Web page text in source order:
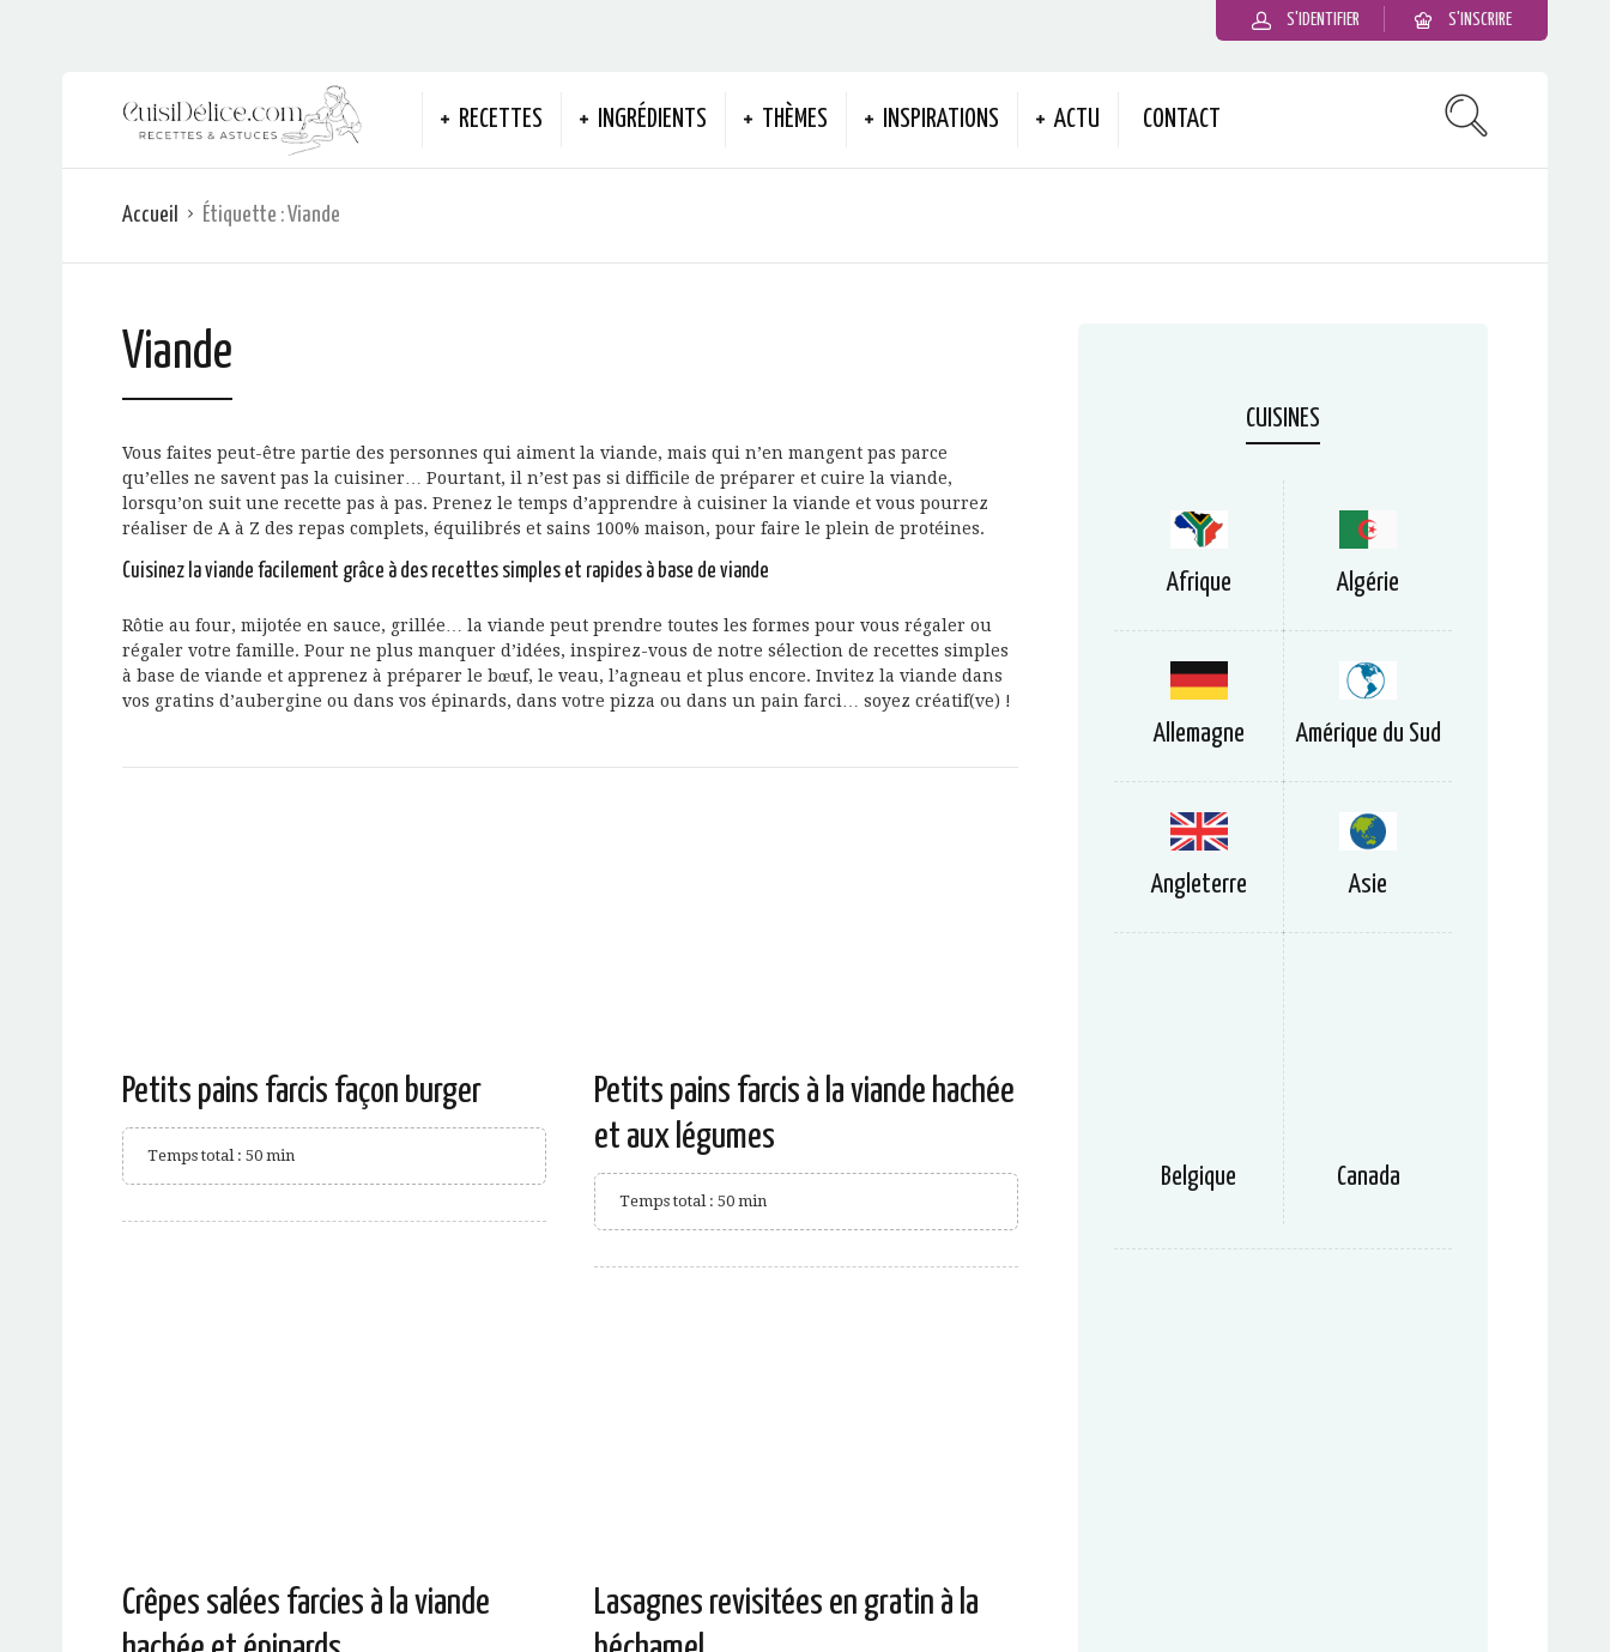
S'IDENTIFIER S'INSCRIRE
RECETTES INGRÉDIENTS THÈMES INSPIRATIONS ACTU CONTACT
Accueil Étiquette :Viande
Viande
Vous faites peut-être partie des personnes qui aiment la viande, mais qui n’en mangent pas parce
qu’elles ne savent pas la cuisiner… Pourtant, il n’est pas si difficile de préparer et cuire la viande,
lorsqu’on suit une recette pas à pas. Prenez le temps d’apprendre à cuisiner la viande et vous pourrez
réaliser de A à Z des repas complets, équilibrés et sains 100% maison, pour faire le plein de protéines.
Cuisinez la viande facilement grâce à des recettes simples et rapides à base de viande
Rôtie au four, mijotée en sauce, grillée… la viande peut prendre toutes les formes pour vous régaler ou
régaler votre famille. Pour ne plus manquer d’idées, inspirez-vous de notre sélection de recettes simples
à base de viande et apprenez à préparer le bœuf, le veau, l’agneau et plus encore. Invitez la viande dans
vos gratins d’aubergine ou dans vos épinards, dans votre pizza ou dans un pain farci… soyez créatif(ve) !
Petits pains farcis façon burger
Temps total : 50 min
Petits pains farcis à la viande hachée
et aux légumes
Temps total : 50 min
Crêpes salées farcies à la viande
Lasagnes revisitées en gratin à la
CUISINES
Afrique Algérie
Allemagne Amérique du Sud
Angleterre Asie
Belgique Canada